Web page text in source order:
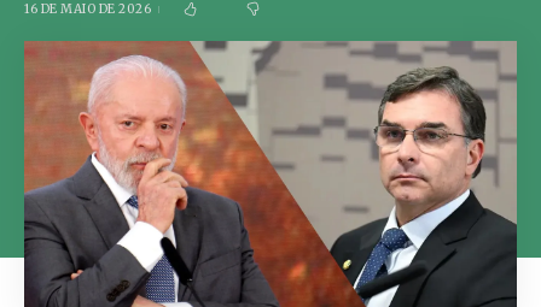
16 DE MAIO DE 2026